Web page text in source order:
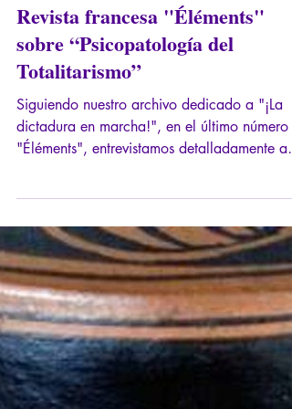
19 feb 2024 29 min de lectura
Entrevista del 19/02/2024 -
Revista francesa "Éléments"
sobre “Psicopatología del
Totalitarismo”
Siguiendo nuestro archivo dedicado a "¡La
"Éléments", entrevistamos detalladamente a
Ariane Bilheran, que acaba de publicar una
riquísima Psicopatología del totalitarismo
publicada por Guy Trédaniel. Normalista,
filósofa, psicóloga clínica, doctora en
psicopatología, colaboradora del
de nuestro amigo y colaborador Slobodan
Déspot, nadie estaba mejor situado que